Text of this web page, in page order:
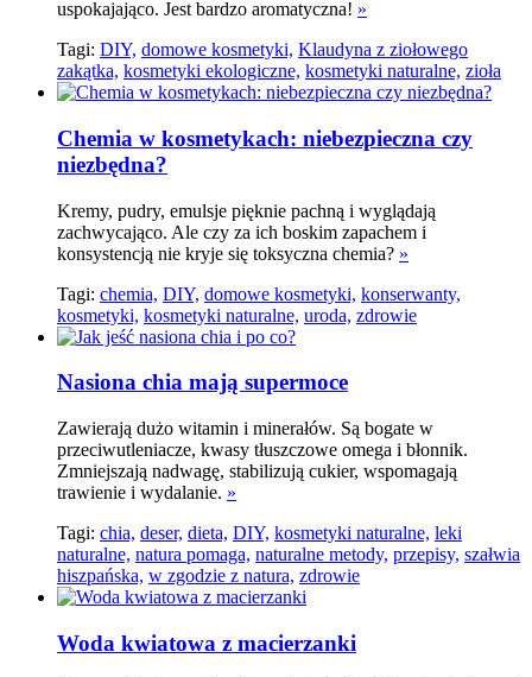
uspokajająco. Jest bardzo aromatyczna! »
Tagi: DIY, domowe kosmetyki, Klaudyna z ziołowego
zakątka, kosmetyki ekologiczne, kosmetyki naturalne, zioła
Chemia w kosmetykach: niebezpieczna czy
niezbędna?
Kremy, pudry, emulsje pięknie pachną i wyglądają
zachwycająco. Ale czy za ich boskim zapachem i
konsystencją nie kryje się toksyczna chemia? »
Tagi: chemia, DIY, domowe kosmetyki, konserwanty,
kosmetyki, kosmetyki naturalne, uroda, zdrowie
Nasiona chia mają supermoce
Zawierają dużo witamin i minerałów. Są bogate w
przeciwutleniacze, kwasy tłuszczowe omega i błonnik.
Zmniejszają nadwagę, stabilizują cukier, wspomagają
trawienie i wydalanie. »
Tagi: chia, deser, dieta, DIY, kosmetyki naturalne, leki
naturalne, natura pomaga, naturalne metody, przepisy, szałwia
hiszpańska, w zgodzie z natura, zdrowie
Woda kwiatowa z macierzanki